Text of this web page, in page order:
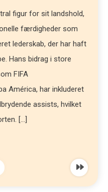
figur for sit landshold,
færdigheder som
lederskab, der har haft
Hans bidrag i store
FIFA
América, har inkluderet
assists, hvilket
[…]